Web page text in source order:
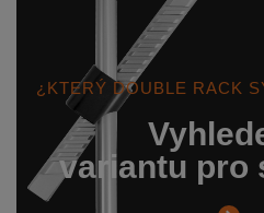
¿KTERÝ DOUBLE RACK
variantu pro